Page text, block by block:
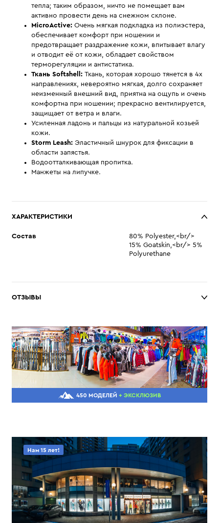
тепла; таким образом, ничто не помещает вам
активно провести день на снежном склоне.
MicroActive: Очень мягкая подкладка из полиэстера,
обеспечивает комфорт при ношении и
предотвращает раздражение кожи, впитывает влагу
и отводит её от кожи, обладает свойством
терморегуляции и антистатика.
Ткань Softshell: Ткань, которая хорошо тянется в 4х
направлениях, невероятно мягкая, долго сохраняет
неизменный внешний вид, приятна на ощупь и очень
комфортна при ношении; прекрасно вентилируется,
защищает от ветра и влаги.
Усиленная ладонь и пальцы из натуральной козьей
кожи.
Storm Leash: Эластичный шнурок для фиксации в
области запястья.
Водоотталкивающая пропитка.
Манжеты на липучке.
ХАРАКТЕРИСТИКИ
Состав
80% Polyester,<br/>
15% Goatskin,<br/> 5%
Polyurethane
ОТЗЫВЫ
450 МОДЕЛЕЙ + ЭКСКЛЮЗИВ
Нам 15 лет!